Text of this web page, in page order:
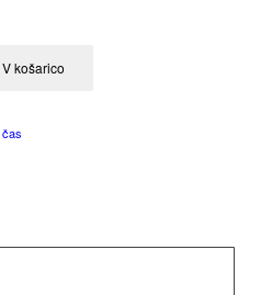
V košarico